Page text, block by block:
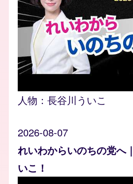
人物： 長谷川ういこ
2026-08-07
れいわからいのちの党へ
いこ！